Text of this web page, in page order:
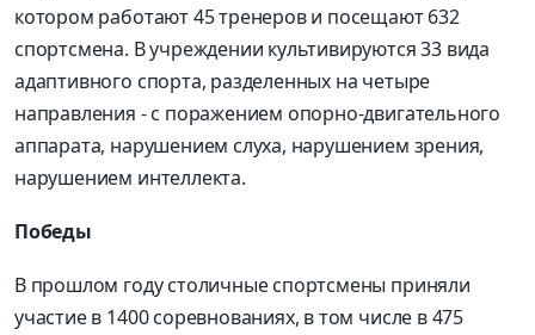
котором работают 45 тренеров и посещают 632
спортсмена. В учреждении культивируются 33 вида
адаптивного спорта, разделенных на четыре
направления - с поражением опорно-двигательного
аппарата, нарушением слуха, нарушением зрения,
нарушением интеллекта.
Победы
В прошлом году столичные спортсмены приняли
участие в 1400 соревнованиях, в том числе в 475